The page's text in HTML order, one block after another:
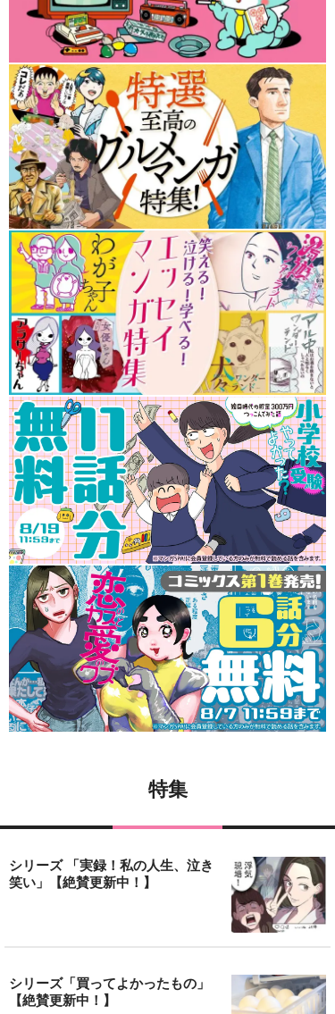
特集
シリーズ 「実録！私の人生、泣き
笑い」【絶賛更新中！】
シリーズ「買ってよかったもの」
【絶賛更新中！】